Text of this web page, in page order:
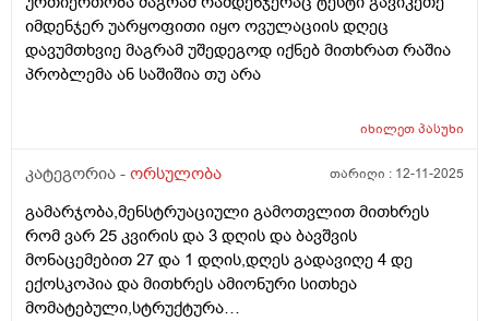
იმდენჯერ უარყოფითი იყო ოვულაციის დღეც
დავუმთხვიე მაგრამ უშედეგოდ იქნებ მითხრათ რაშია
პრობლემა ან საშიშია თუ არა
იხილეთპასუხი
კატეგორია - ორსულობა თარიღი : 12-11-2025
გამარჯობა,მენსტრუაციული გამოთვლით მითხრეს
რომ ვარ 25 კვირის და 3 დღის და ბავშვის
მონაცემებით 27 და 1 დღის,დღეს გადავიღე 4 დე
ექოსკოპია და მითხრეს ამიონური სითხეა
მომატებული,სტრუქტურა